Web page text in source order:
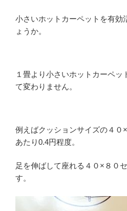
小さいホットカーペットを有効
ょうか。
１畳より小さいホットカーペッ
て変わりません。
例えばクッションサイズの４０
あたり0.4円程度。
足を伸ばして座れる４０×８０
す。